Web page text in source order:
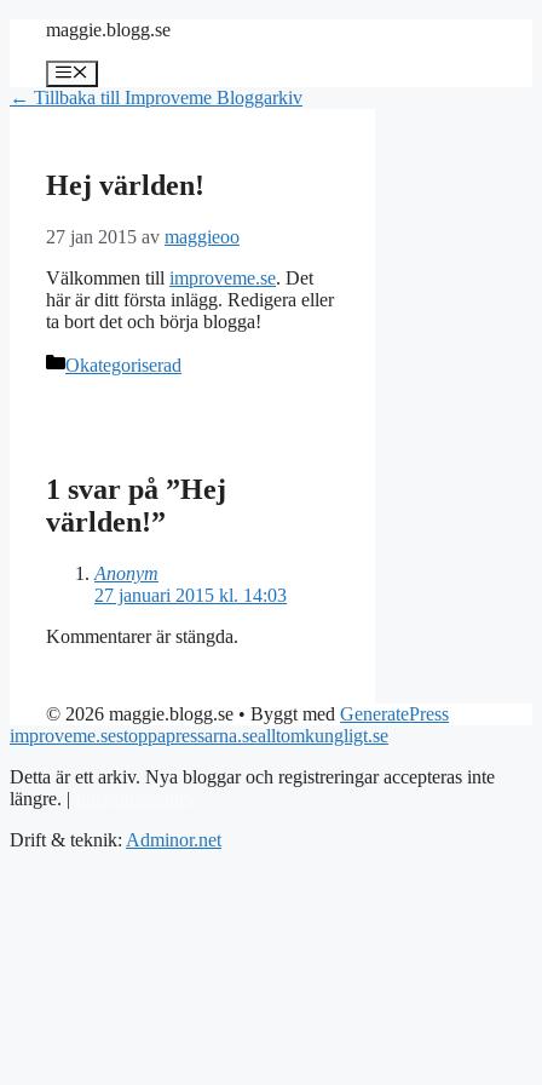
Hoppa
innehåll
maggie.blogg.se
Meny
← Tillbaka till Improveme Bloggarkiv
Hej världen!
27 jan 2015 av maggieoo
Välkommen till improveme.se. Det
här är ditt första inlägg. Redigera eller
ta bort det och börja blogga!
Kategorier
Okategoriserad
1 svar på ”Hej
världen!”
Anonym
27 januari 2015 kl. 14:03
Kommentarer är stängda.
© 2026 maggie.blogg.se • Byggt med GeneratePress
improveme.sestoppapressarna.sealltomkungligt.se
Detta är ett arkiv. Nya bloggar och registreringar accepteras inte
längre. |
Drift & teknik: Adminor.net